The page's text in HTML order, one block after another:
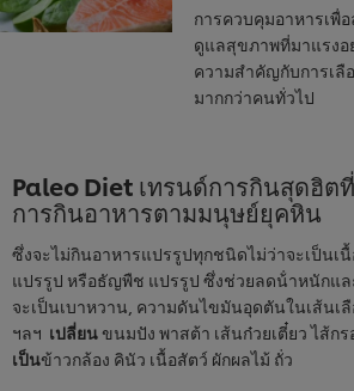
การควบคุมอาหารเพื่
ดูแลสุขภาพที่มาแรงอ
ความสําคัญกับการเ
มากกว่าคนทั่วไป
Paleo Diet เทรนด์การกินสุดฮิต
การกินอาหารตามมนุษย์ยุคหิน
ซึ่งจะไม่กินอาหารแปรรูปทุกชนิดไม่ว่าจะเป็นเ
แปรรูป หรือธัญพืช แปรรูป ซึ่งช่วยลดน้ําหนักแ
จะเป็นเบาหวาน, ความดันไขมันอุดตันในเส้นเ
ฯลฯ เปลี่ยนขนมปัง พาสต้า เส้นก๋วยเตี๋ยว ไส้กร
เป็นข้าวกล้อง คินัว เนื้อสัตว์ ผักผลไม้ ถั่ว